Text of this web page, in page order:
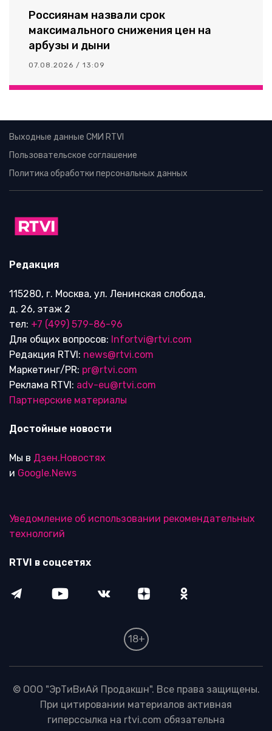
Россиянам назвали срок
максимального снижения цен на
арбузы и дыни
07.08.2026 / 13:09
Выходные данные СМИ RTVI
Пользовательское соглашение
Политика обработки персональных данных
Редакция
115280, г. Москва, ул. Ленинская слобода,
д. 26, этаж 2
тел: +7 (499) 579-86-96
Для общих вопросов: Infortvi@rtvi.com
Редакция RTVI: news@rtvi.com
Маркетинг/PR: pr@rtvi.com
Реклама RTVI: adv-eu@rtvi.com
Партнерские материалы
Достойные новости
Мы в Дзен.Новостях
и Google.News
Уведомление об использовании рекомендательных
технологий
RTVI в соцсетях
18+
© ООО "ЭрТиВиАй Продакшн". Все права защищены.
При цитировании материалов активная
гиперссылка на rtvi.com обязательна